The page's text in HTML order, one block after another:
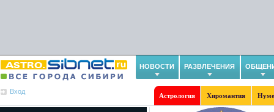
НОВОСТИ РАЗВЛЕЧЕНИЯ
Вход
Астрология Хиромантия